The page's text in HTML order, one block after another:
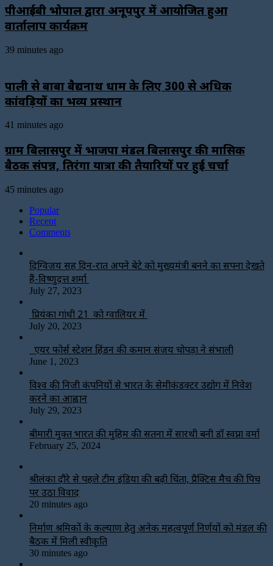
पीआईबी भोपाल द्वारा अनूपपुर में आयोजित हुआ
वार्तालाप कार्यक्रम
39 minutes ago
पाली से बाबा बैद्यनाथ धाम के लिए 300 से अधिक
कांवड़ियों का भव्य प्रस्थान
41 minutes ago
ग्राम बिलासपुर में भाजपा मंडल बिलासपुर की मासिक
बैठक संपन्न, तिरंगा यात्रा की तैयारियों पर हुई चर्चा
45 minutes ago
Popular
Recent
Comments
दिग्विजय सिंह दिन-रात अपने बेटे को मुख्यमंत्री बनने का सपना देखते
हैं-विष्णुदत्त शर्मा
July 27, 2023
प्रियंका गांधी 21 को ग्वालियर में
July 20, 2023
एयर फोर्स स्टेशन हिंडन की कमान संजय चोपड़ा ने संभाली
June 1, 2023
विश्‍व की निजी कंपनियों से भारत के सेमीकंडक्टर उद्योग में निवेश
करने का आह्वान
July 29, 2023
बीमारी मुक्त भारत की मुहिम की सतना में सारथी बनी डाॅ स्वप्ना वर्मा
February 25, 2024
श्रीलंका दौरे से पहले टीम इंडिया की बढ़ी चिंता, प्रैक्टिस मैच की पिच
पर उठा विवाद
20 minutes ago
निर्माण श्रमिकों के कल्याण हेतु अनेक महत्वपूर्ण निर्णयों को मंडल की
बैठक में मिली स्वीकृति
30 minutes ago